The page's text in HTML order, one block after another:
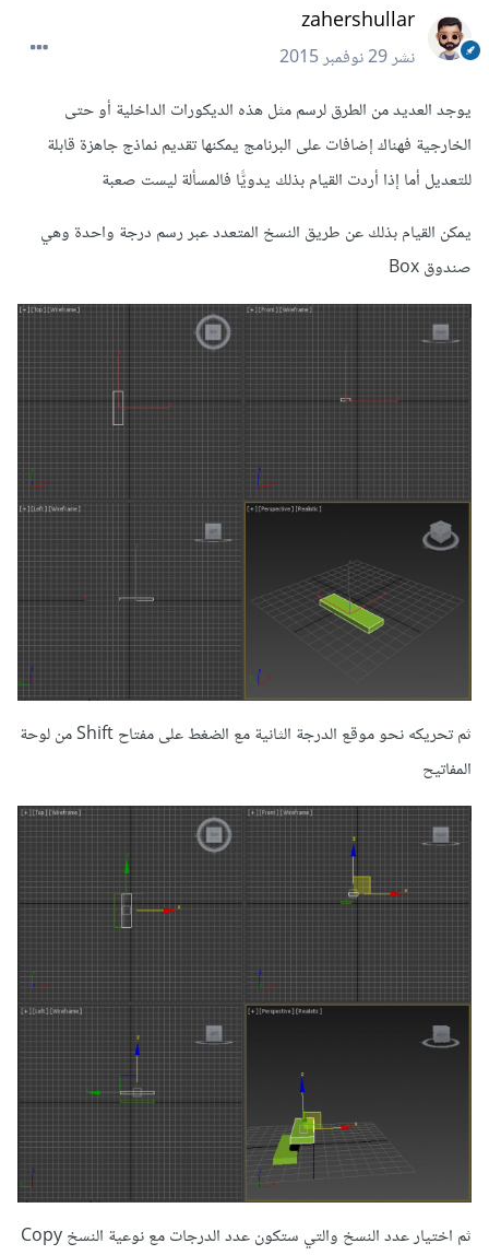
zahershullar
نشر29 نوفمبر 2015
يوجد العديد من الطرق لرسم مثل هذه الديكورات الداخلية أو حتى
الخارجية فهناك إضافات على البرنامج يمكنها تقديم نماذج جاهزة قابلة
للتعديل أما إذا أردت القيام بذلك يدويًّا فالمسألة ليست صعبة
يمكن القيام بذلك عن طريق النسخ المتعدد عبر رسم درجة واحدة وهي
صندوق Box
ثم تحريكه نحو موقع الدرجة الثانية مع الضغط على مفتاح Shift من لوحة
المفاتيح
ثم اختيار عدد النسخ والتي ستكون عدد الدرجات مع نوعية النسخ Copy